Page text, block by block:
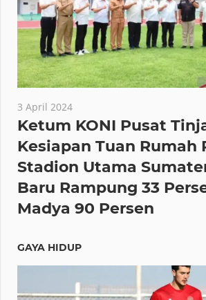
3 April 2024
Ketum KONI Pusat
Kesiapan Tuan Rumah
Stadion Utama
Baru Rampung 33
Madya 90 Persen
GAYA HIDUP